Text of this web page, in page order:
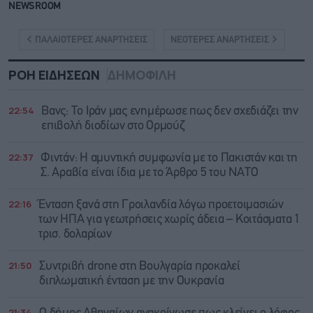
NEWSROOM
ΠΑΛΑΙΟΤΕΡΕΣ ΑΝΑΡΤΗΣΕΙΣ ΝΕΟΤΕΡΕΣ ΑΝΑΡΤΗΣΕΙΣ
ΡΟΗ ΕΙΔΗΣΕΩΝ ΔΗΜΟΦΙΛΗ
22:54
Βανς: Το Ιράν μας ενημέρωσε πως δεν σχεδιάζει την
επιβολή διοδίων στο Ορμούζ
22:37
Φιντάν: Η αμυντική συμφωνία με το Πακιστάν και τη
Σ. Αραβία είναι ίδια με τo Άρθρο 5 του ΝΑΤΟ
22:16
Ένταση ξανά στη Γροιλανδία λόγω προετοιμασιών
των ΗΠΑ για γεωτρήσεις χωρίς άδεια – Κοιτάσματα 1
τρισ. δολαρίων
21:50
Συντριβή drone στη Βουλγαρία προκαλεί
διπλωματική ένταση με την Ουκρανία